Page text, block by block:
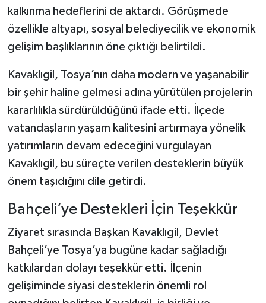
kalkınma hedeflerini de aktardı. Görüşmede
özellikle altyapı, sosyal belediyecilik ve ekonomik
gelişim başlıklarının öne çıktığı belirtildi.
Kavaklıgil, Tosya’nın daha modern ve yaşanabilir
bir şehir haline gelmesi adına yürütülen projelerin
kararlılıkla sürdürüldüğünü ifade etti. İlçede
vatandaşların yaşam kalitesini artırmaya yönelik
yatırımların devam edeceğini vurgulayan
Kavaklıgil, bu süreçte verilen desteklerin büyük
önem taşıdığını dile getirdi.
Bahçeli’ye Destekleri İçin Teşekkür
Ziyaret sırasında Başkan Kavaklıgil, Devlet
Bahçeli’ye Tosya’ya bugüne kadar sağladığı
katkılardan dolayı teşekkür etti. İlçenin
gelişiminde siyasi desteklerin önemli rol
Siyaset Haberleri
Dünya Haberleri
Yerel Haberler
Haber Arşivi